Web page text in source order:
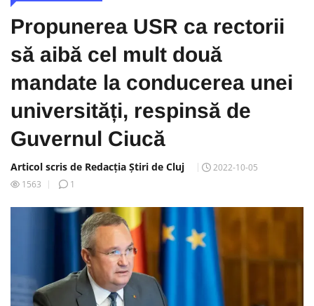
Propunerea USR ca rectorii
să aibă cel mult două
mandate la conducerea unei
universități, respinsă de
Guvernul Ciucă
Articol scris de Redacția Știri de Cluj
2022-10-05
1563
1